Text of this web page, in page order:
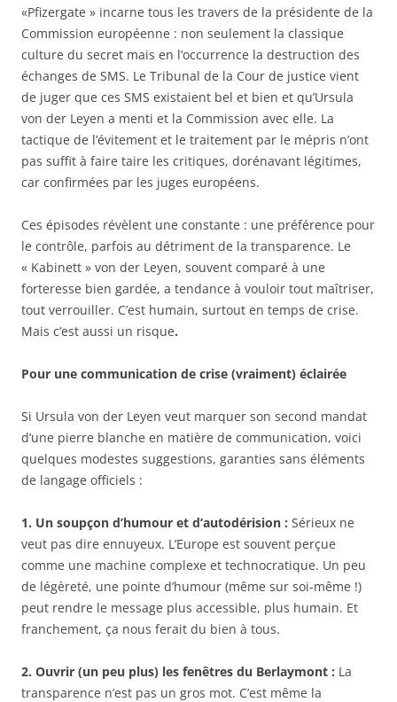
«Pfizergate » incarne tous les travers de la présidente de la
Commission européenne : non seulement la classique
culture du secret mais en l’occurrence la destruction des
échanges de SMS. Le Tribunal de la Cour de justice vient
de juger que ces SMS existaient bel et bien et qu’Ursula
von der Leyen a menti et la Commission avec elle. La
tactique de l’évitement et le traitement par le mépris n’ont
pas suffit à faire taire les critiques, dorénavant légitimes,
car confirmées par les juges européens.
Ces épisodes révèlent une constante : une préférence pour
le contrôle, parfois au détriment de la transparence. Le
« Kabinett » von der Leyen, souvent comparé à une
forteresse bien gardée, a tendance à vouloir tout maîtriser,
tout verrouiller. C’est humain, surtout en temps de crise.
Mais c’est aussi un risque.
Pour une communication de crise (vraiment) éclairée
Si Ursula von der Leyen veut marquer son second mandat
d’une pierre blanche en matière de communication, voici
quelques modestes suggestions, garanties sans éléments
de langage officiels :
1. Un soupçon d’humour et d’autodérision : Sérieux ne
veut pas dire ennuyeux. L’Europe est souvent perçue
comme une machine complexe et technocratique. Un peu
de légèreté, une pointe d’humour (même sur soi-même !)
peut rendre le message plus accessible, plus humain. Et
franchement, ça nous ferait du bien à tous.
2. Ouvrir (un peu plus) les fenêtres du Berlaymont : La
transparence n’est pas un gros mot. C’est même la